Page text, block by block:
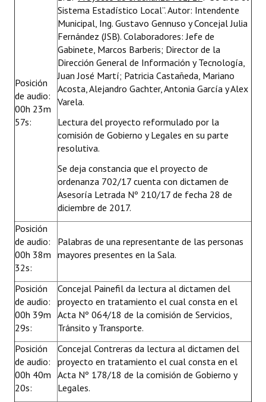
Posición
de audio:
00h 23m
57s:
Sistema Estadístico Local”. Autor: Intendente
Municipal, Ing. Gustavo Gennuso y Concejal Julia
Fernández (JSB). Colaboradores: Jefe de
Gabinete, Marcos Barberis; Director de la
Dirección General de Información y Tecnología,
Juan José Martí; Patricia Castañeda, Mariano
Acosta, Alejandro Gachter, Antonia García y Alex
Varela.
Lectura del proyecto reformulado por la
comisión de Gobierno y Legales en su parte
resolutiva.
Se deja constancia que el proyecto de
ordenanza 702/17 cuenta con dictamen de
Asesoría Letrada Nº 210/17 de fecha 28 de
diciembre de 2017.
Posición
de audio:
00h 38m
32s:
Palabras de una representante de las personas
mayores presentes en la Sala.
Posición
de audio:
00h 39m
29s:
Concejal Painefil da lectura al dictamen del
proyecto en tratamiento el cual consta en el
Acta Nº 064/18 de la comisión de Servicios,
Tránsito y Transporte.
Posición
de audio:
00h 40m
20s:
Concejal Contreras da lectura al dictamen del
proyecto en tratamiento el cual consta en el
Acta Nº 178/18 de la comisión de Gobierno y
Legales.